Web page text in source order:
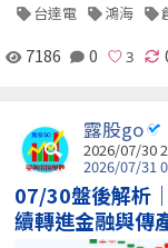
台達電 鴻海
7186 0
露股go
2026/07/30
2026/07/31
07/30盤後解析
續轉進金融與傳